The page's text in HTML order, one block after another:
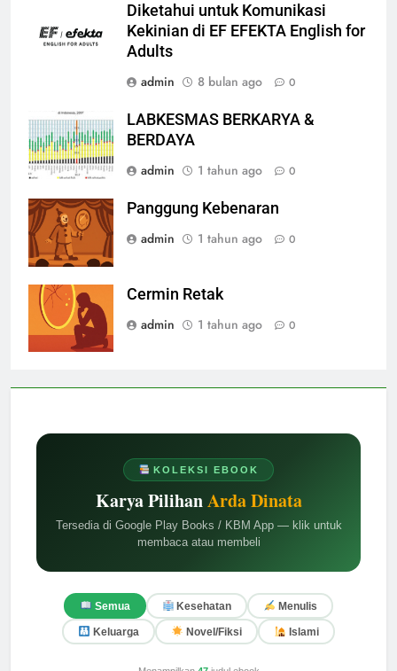
KOLEKSI EBOOK
Karya PilihanArda Dinata
Tersedia di Google Play Books / KBM App — klik untuk
membaca atau membeli
Semua Kesehatan Menulis
Keluarga Novel/Fiksi Islami
Diketahui untuk Komunikasi
Kekinian di EF EFEKTA English for
Adults
admin
8 bulan ago 0
LABKESMAS BERKARYA &
BERDAYA
admin
1 tahun ago 0
Panggung Kebenaran
admin
1 tahun ago 0
Cermin Retak
admin
1 tahun ago 0